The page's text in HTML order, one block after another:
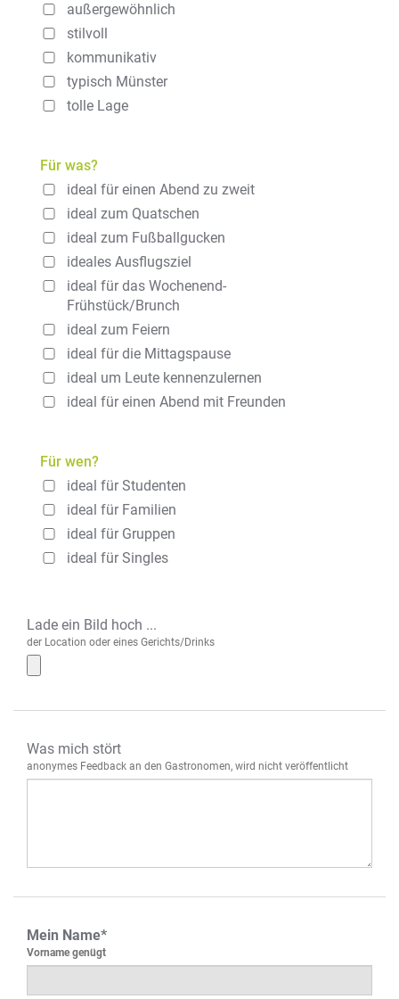
außergewöhnlich
stilvoll
kommunikativ
typisch Münster
tolle Lage
Für was?
ideal für einen Abend zu zweit
ideal zum Quatschen
ideal zum Fußballgucken
ideales Ausflugsziel
ideal für das Wochenend-
Frühstück/Brunch
ideal zum Feiern
ideal für die Mittagspause
ideal um Leute kennenzulernen
ideal für einen Abend mit Freunden
Für wen?
ideal für Studenten
ideal für Familien
ideal für Gruppen
ideal für Singles
Lade ein Bild hoch ...
der Location oder eines Gerichts/Drinks
Was mich stört
anonymes Feedback an den Gastronomen, wird nicht veröffentlicht
Mein Name*
Vorname genügt